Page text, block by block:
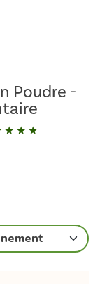
Poudre -